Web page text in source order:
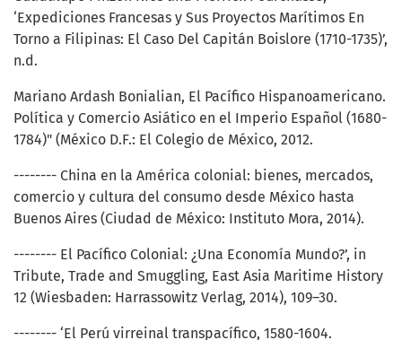
‘Expediciones Francesas y Sus Proyectos Marítimos En
Torno a Filipinas: El Caso Del Capitán Boislore (1710-1735)’,
n.d.
Mariano Ardash Bonialian, El Pacífico Hispanoamericano.
Política y Comercio Asiático en el Imperio Español (1680-
1784)" (México D.F.: El Colegio de México, 2012.
-------- China en la América colonial: bienes, mercados,
comercio y cultura del consumo desde México hasta
Buenos Aires (Ciudad de México: Instituto Mora, 2014).
-------- El Pacífico Colonial: ¿Una Economía Mundo?’, in
Tribute, Trade and Smuggling, East Asia Maritime History
12 (Wiesbaden: Harrassowitz Verlag, 2014), 109–30.
-------- ‘El Perú virreinal transpacífico, 1580-1604.